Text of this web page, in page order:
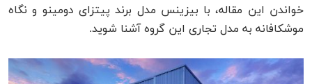
خواندن این مقاله، با بیزینس مدل برند پیتزای دومینو و نگاه
موشکافانه به مدل تجاری این گروه آشنا شوید.